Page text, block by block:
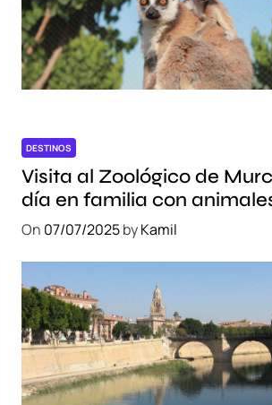
DESTINOS
Visita al Zoológico de
día en familia con
exóticos
On 07/07/2025byKamil